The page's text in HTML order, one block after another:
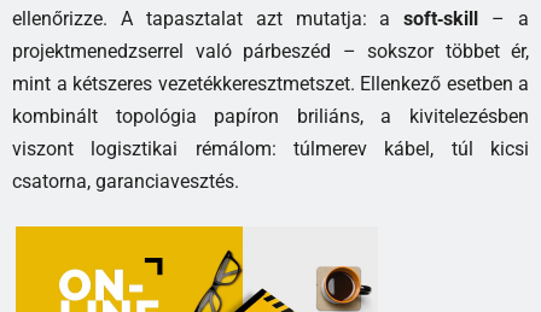
ellenőrizze. A tapasztalat azt mutatja: asoft‑skill – a
projektmenedzserrel való párbeszéd – sokszor többet ér,
mint a kétszeres vezetékkeresztmetszet. Ellenkező esetben a
kombinált topológia papíron briliáns, a kivitelezésben
viszont logisztikai rémálom: túlmerev kábel, túl kicsi
csatorna, garanciavesztés.